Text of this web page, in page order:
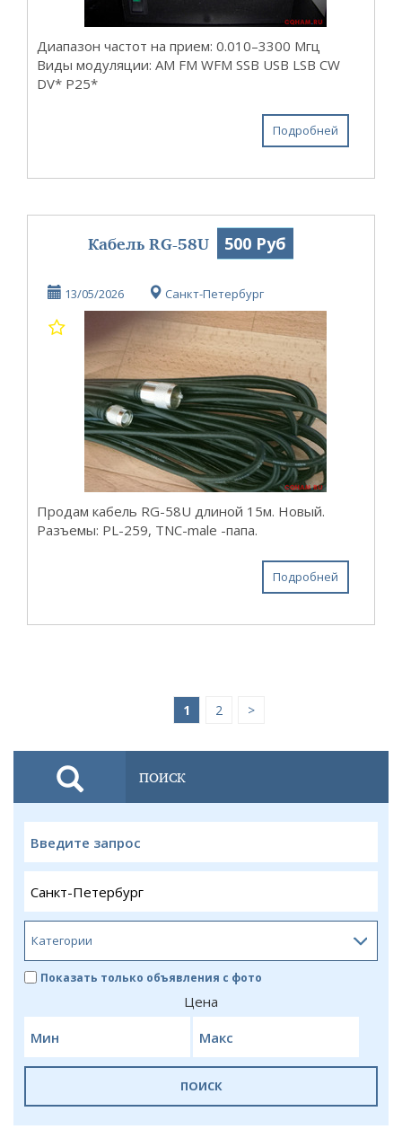
Диапазон частот на прием: 0.010–3300 Мгц
Виды модуляции: AM FM WFM SSB USB LSB CW
DV* P25*
Подробней
Кабель RG-58U 500 Руб
13/05/2026 Санкт-Петербург
Продам кабель RG-58U длиной 15м. Новый.
Разъемы: PL-259, TNC-male -папа.
Подробней
1 2 >
ПОИСК
Показать только объявления с фото
Цена
ПОИСК